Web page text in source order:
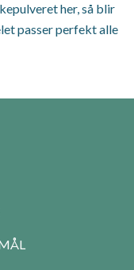
her, så blir
passer perfekt alle